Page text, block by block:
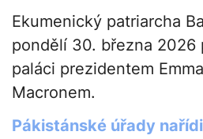
Ekumenický patriarcha
pondělí 30. března 2026
paláci prezidentem
Macronem.
Pákistánské úřady